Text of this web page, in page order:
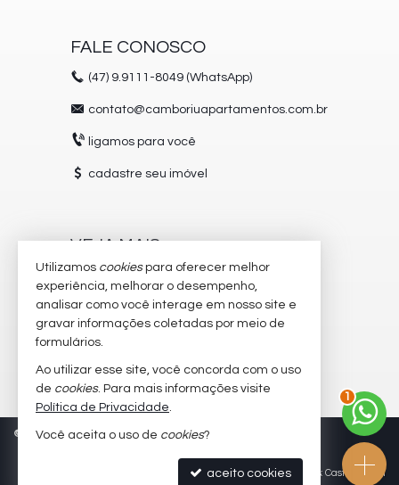
FALE CONOSCO
(47) 9.9111-8049 (WhatsApp)
contato@camboriuapartamentos.com.br
ligamos para você
cadastre seu imóvel
VEJA MAIS
receba nosso newsletter
trabalhe conosco
imóveis favoritos
mapa de imóveis
© 2026 CRECI/SC 5504-J Política de Privacidade
Site para imobiliárias: Castel Digital
Utilizamos cookiespara oferecer melhor
experiência, melhorar o desempenho,
analisar como você interage em nosso site e
gravar informações coletadas por meio de
formulários.
Ao utilizar esse site, você concorda com o uso
de cookies. Para mais informações visite
Política de Privacidade.
Você aceita o uso de cookies?
aceito cookies